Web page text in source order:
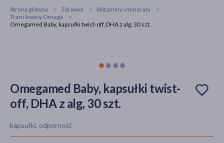
Strona główna Zdrowie
Witaminy i minerały
Tran i kwasy Omega
Omegamed Baby, kapsułki twist-off, DHA z alg, 30 szt.
Omegamed Baby, kapsułki twist-
off, DHA z alg, 30 szt.
kapsułki, odporność